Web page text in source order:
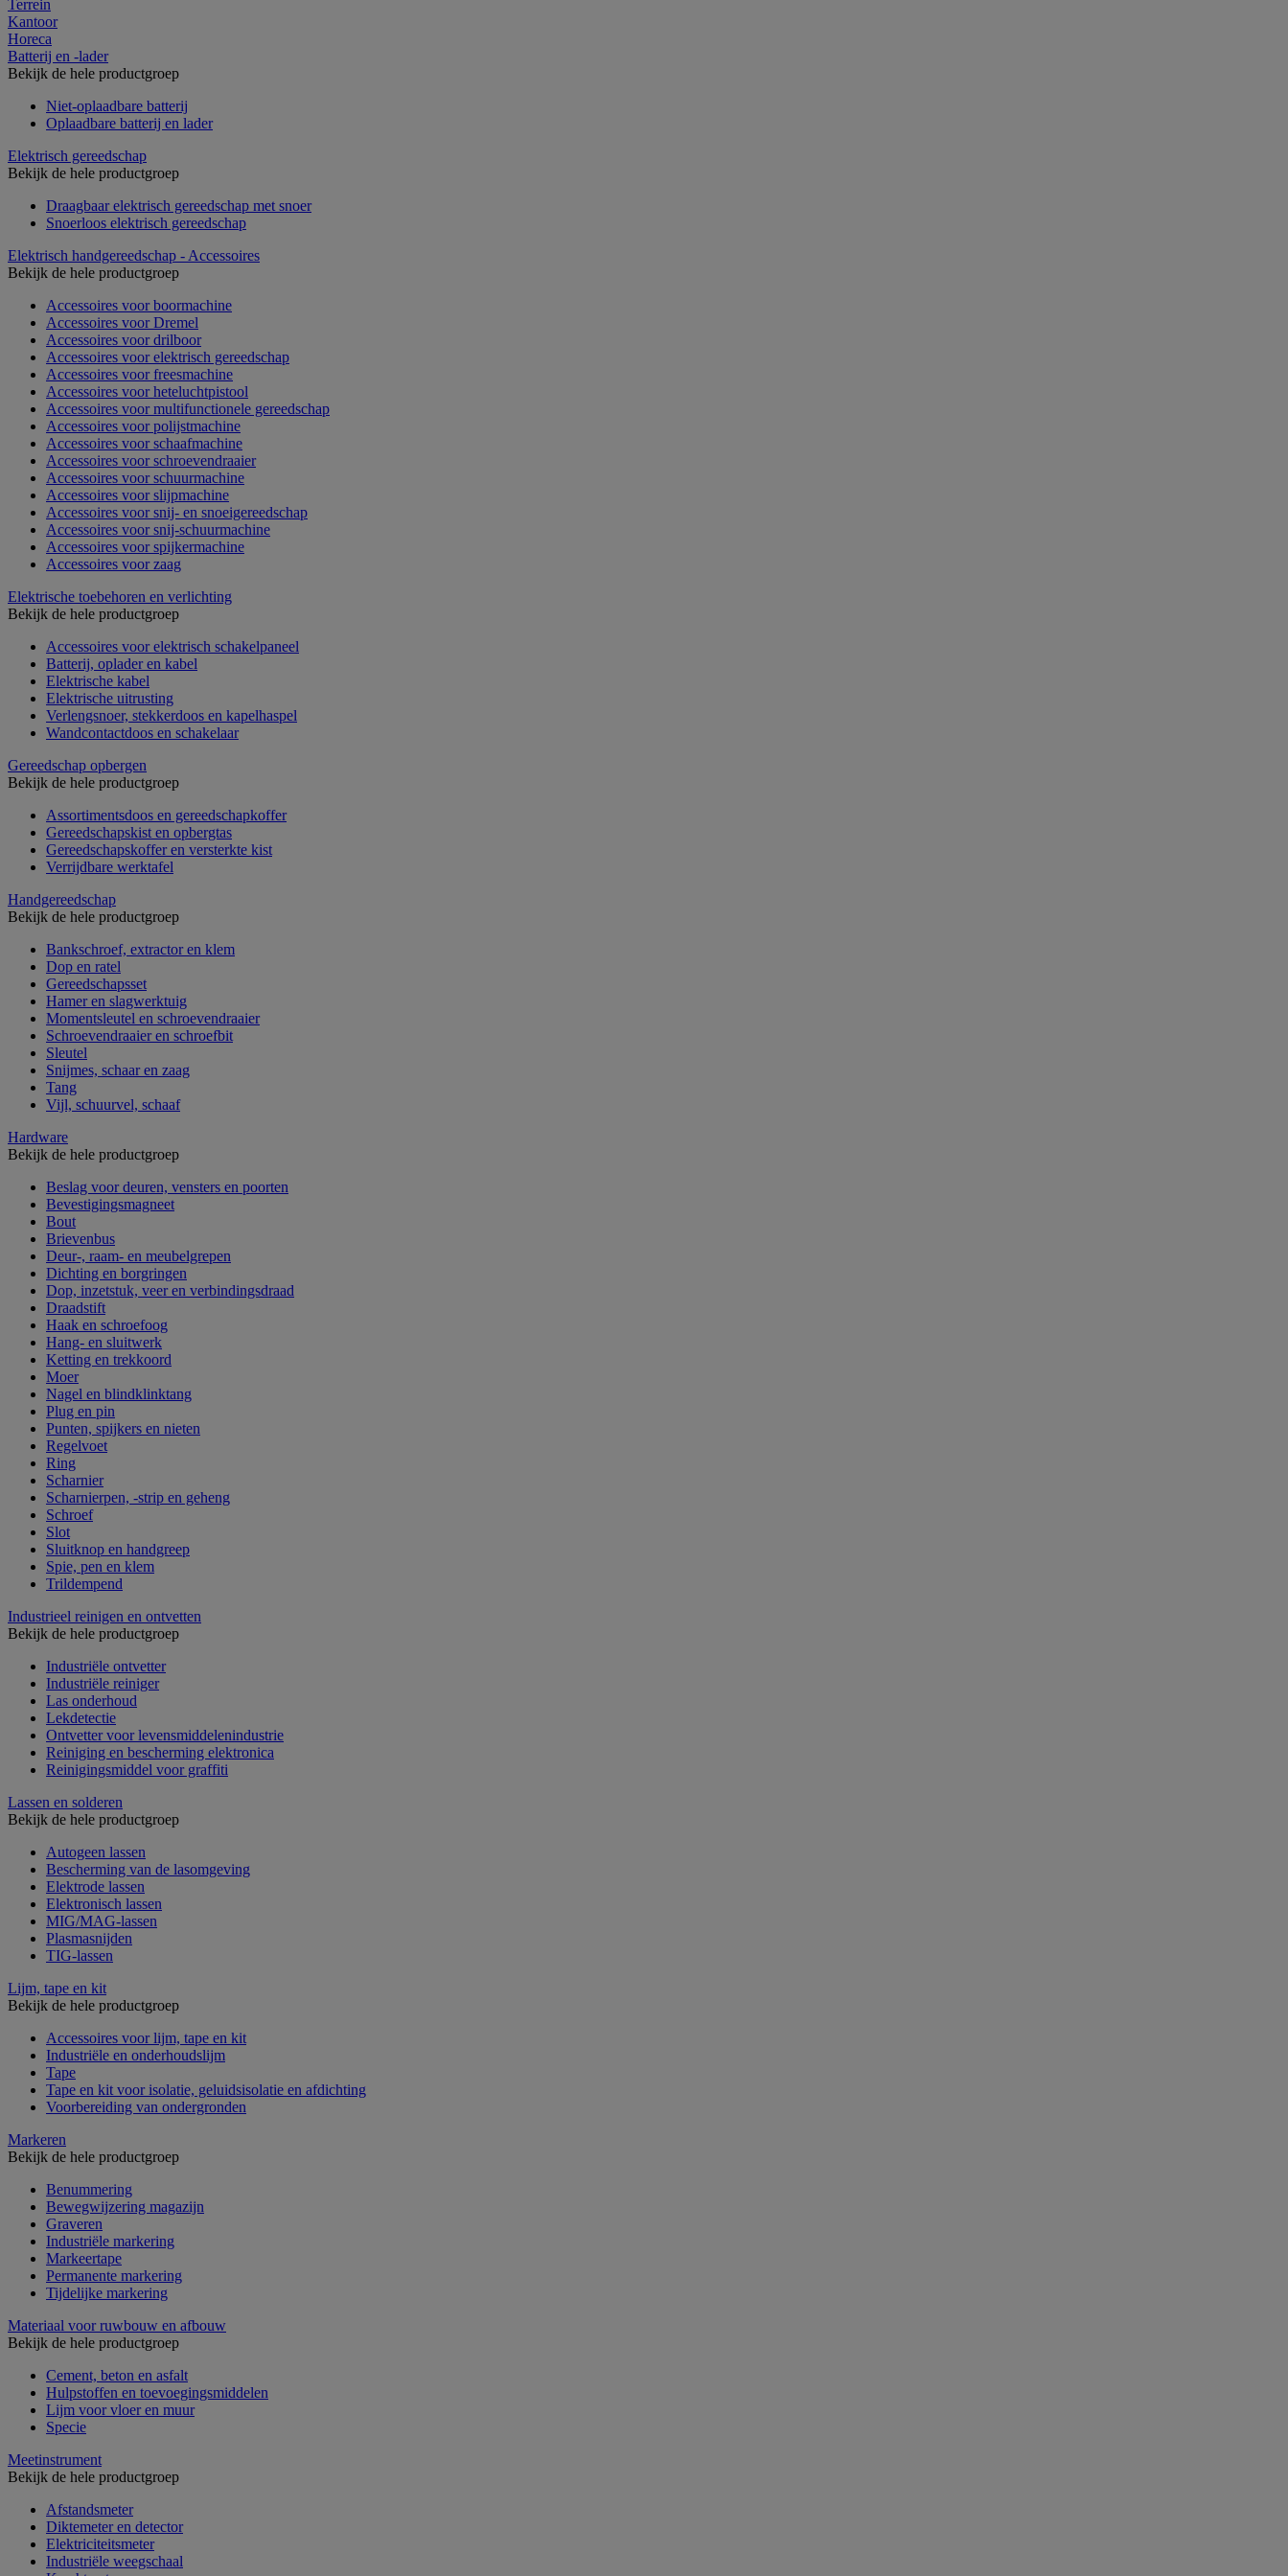
Terrein
Kantoor
Horeca
Batterij en -lader
Bekijk de hele productgroep
Niet-oplaadbare batterij
Oplaadbare batterij en lader
Elektrisch gereedschap
Bekijk de hele productgroep
Draagbaar elektrisch gereedschap met snoer
Snoerloos elektrisch gereedschap
Elektrisch handgereedschap - Accessoires
Bekijk de hele productgroep
Accessoires voor boormachine
Accessoires voor Dremel
Accessoires voor drilboor
Accessoires voor elektrisch gereedschap
Accessoires voor freesmachine
Accessoires voor heteluchtpistool
Accessoires voor multifunctionele gereedschap
Accessoires voor polijstmachine
Accessoires voor schaafmachine
Accessoires voor schroevendraaier
Accessoires voor schuurmachine
Accessoires voor slijpmachine
Accessoires voor snij- en snoeigereedschap
Accessoires voor snij-schuurmachine
Accessoires voor spijkermachine
Accessoires voor zaag
Elektrische toebehoren en verlichting
Bekijk de hele productgroep
Accessoires voor elektrisch schakelpaneel
Batterij, oplader en kabel
Elektrische kabel
Elektrische uitrusting
Verlengsnoer, stekkerdoos en kapelhaspel
Wandcontactdoos en schakelaar
Gereedschap opbergen
Bekijk de hele productgroep
Assortimentsdoos en gereedschapkoffer
Gereedschapskist en opbergtas
Gereedschapskoffer en versterkte kist
Verrijdbare werktafel
Handgereedschap
Bekijk de hele productgroep
Bankschroef, extractor en klem
Dop en ratel
Gereedschapsset
Hamer en slagwerktuig
Momentsleutel en schroevendraaier
Schroevendraaier en schroefbit
Sleutel
Snijmes, schaar en zaag
Tang
Vijl, schuurvel, schaaf
Hardware
Bekijk de hele productgroep
Beslag voor deuren, vensters en poorten
Bevestigingsmagneet
Bout
Brievenbus
Deur-, raam- en meubelgrepen
Dichting en borgringen
Dop, inzetstuk, veer en verbindingsdraad
Draadstift
Haak en schroefoog
Hang- en sluitwerk
Ketting en trekkoord
Moer
Nagel en blindklinktang
Plug en pin
Punten, spijkers en nieten
Regelvoet
Ring
Scharnier
Scharnierpen, -strip en geheng
Schroef
Slot
Sluitknop en handgreep
Spie, pen en klem
Trildempend
Industrieel reinigen en ontvetten
Bekijk de hele productgroep
Industriële ontvetter
Industriële reiniger
Las onderhoud
Lekdetectie
Ontvetter voor levensmiddelenindustrie
Reiniging en bescherming elektronica
Reinigingsmiddel voor graffiti
Lassen en solderen
Bekijk de hele productgroep
Autogeen lassen
Bescherming van de lasomgeving
Elektrode lassen
Elektronisch lassen
MIG/MAG-lassen
Plasmasnijden
TIG-lassen
Lijm, tape en kit
Bekijk de hele productgroep
Accessoires voor lijm, tape en kit
Industriële en onderhoudslijm
Tape
Tape en kit voor isolatie, geluidsisolatie en afdichting
Voorbereiding van ondergronden
Markeren
Bekijk de hele productgroep
Benummering
Bewegwijzering magazijn
Graveren
Industriële markering
Markeertape
Permanente markering
Tijdelijke markering
Materiaal voor ruwbouw en afbouw
Bekijk de hele productgroep
Cement, beton en asfalt
Hulpstoffen en toevoegingsmiddelen
Lijm voor vloer en muur
Specie
Meetinstrument
Bekijk de hele productgroep
Afstandsmeter
Diktemeter en detector
Elektriciteitsmeter
Industriële weegschaal